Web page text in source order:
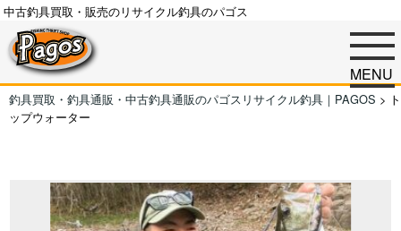
中古釣具買取・販売のリサイクル釣具のパゴス
MENU
釣具買取・釣具通販・中古釣具通販のパゴスリサイクル釣具｜PAGOS > ト
ップウォーター